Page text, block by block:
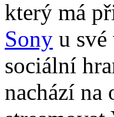
který má
Sony u
sociální
nachází na